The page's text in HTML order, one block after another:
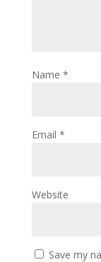
Name *
Email *
Website
Save my